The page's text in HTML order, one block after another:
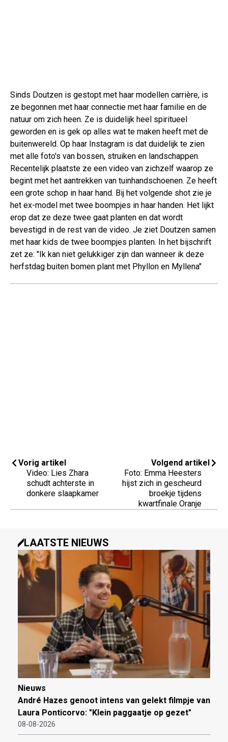
Sinds Doutzen is gestopt met haar modellen carrière, is
ze begonnen met haar connectie met haar familie en de
natuur om zich heen. Ze is duidelijk heel spiritueel
geworden en is gek op alles wat te maken heeft met de
buitenwereld. Op haar Instagram is dat duidelijk te zien
met alle foto's van bossen, struiken en landschappen.
Recentelijk plaatste ze een video van zichzelf waarop ze
begint met het aantrekken van tuinhandschoenen. Ze heeft
een grote schop in haar hand. Bij het volgende shot zie je
het ex-model met twee boompjes in haar handen. Het lijkt
erop dat ze deze twee gaat planten en dat wordt
bevestigd in de rest van de video. Je ziet Doutzen samen
met haar kids de twee boompjes planten. In het bijschrift
zet ze: "Ik kan niet gelukkiger zijn dan wanneer ik deze
herfstdag buiten bomen plant met Phyllon en Myllena"
Vorig artikel
Video: Lies Zhara
schudt achterste in
donkere slaapkamer
Volgend artikel
Foto: Emma Heesters
hijst zich in gescheurd
broekje tijdens
kwartfinale Oranje
LAATSTE NIEUWS
Nieuws
André Hazes genoot intens van gelekt filmpje van
Laura Ponticorvo: "Klein paggaatje op gezet"
08-08-2026